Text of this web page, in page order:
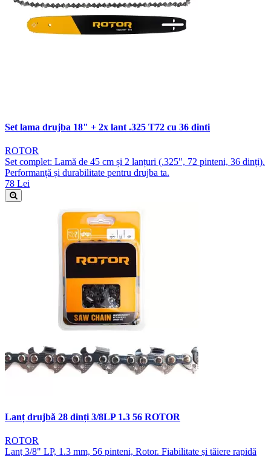
Set lama drujba 18" + 2x lant .325 T72 cu 36 dinti
ROTOR
Set complet: Lamă de 45 cm și 2 lanțuri (.325", 72 pinteni, 36 dinți).
Performanță și durabilitate pentru drujba ta.
78 Lei
Lanț drujbă 28 dinți 3/8LP 1.3 56 ROTOR
ROTOR
Lanț 3/8" LP, 1.3 mm, 56 pinteni, Rotor. Fiabilitate și tăiere rapidă